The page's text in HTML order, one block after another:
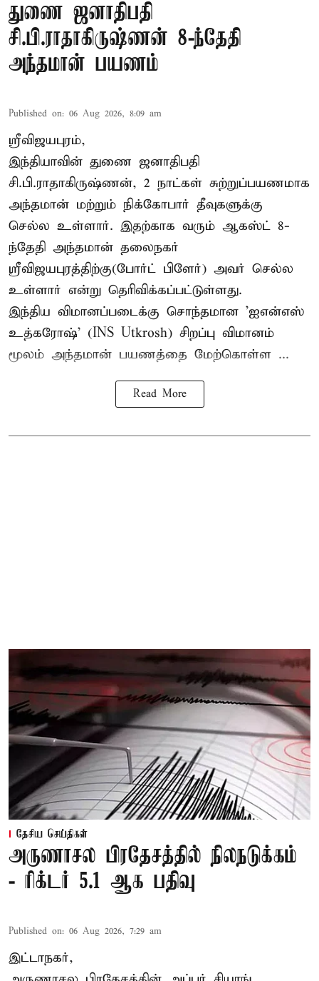
துணை ஜனாதிபதி
சி.பி.ராதாகிருஷ்ணன் 8-ந்தேதி
அந்தமான் பயணம்
Published on: 06 Aug 2026, 8:09 am
ஸ்ரீவிஜயபுரம்,
இந்தியாவின் துணை ஜனாதிபதி
சி.பி.ராதாகிருஷ்ணன், 2 நாட்கள் சுற்றுப்பயணமாக
அந்தமான் மற்றும் நிக்கோபார் தீவுகளுக்கு
செல்ல உள்ளார். இதற்காக வரும் ஆகஸ்ட் 8-
ந்தேதி அந்தமான் தலைநகர்
ஸ்ரீவிஜயபுரத்திற்கு(போர்ட் பிளேர்) அவர் செல்ல
உள்ளார் என்று தெரிவிக்கப்பட்டுள்ளது.
இந்திய விமானப்படைக்கு சொந்தமான 'ஐஎன்எஸ்
உத்கரோஷ்' (INS Utkrosh) சிறப்பு விமானம்
மூலம் அந்தமான் பயணத்தை மேற்கொள்ள ...
Read More
தேசிய செய்திகள்
அருணாசல பிரதேசத்தில் நிலநடுக்கம்
- ரிக்டர் 5.1 ஆக பதிவு
Published on: 06 Aug 2026, 7:29 am
இட்டாநகர்,